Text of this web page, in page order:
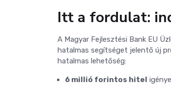
Itt a fordulat:
A Magyar Fejlesztési Bank EU
hatalmas segítséget jelentő új
hatalmas lehetőség:
6 millió forintos hitel